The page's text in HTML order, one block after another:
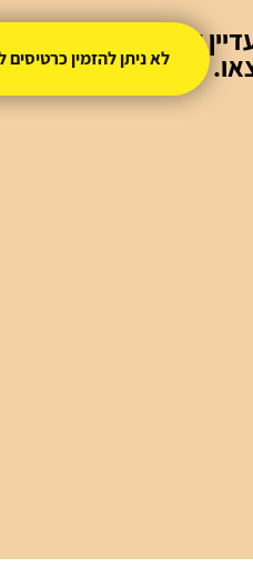
לא ראו אור,
לא ניתן להזמין